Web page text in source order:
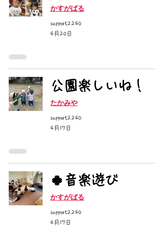
かすがばる
support2240
4月20日
公園楽しいね！
たかみや
support2240
4月17日
🍀音楽遊び
かすがばる
support2240
4月17日